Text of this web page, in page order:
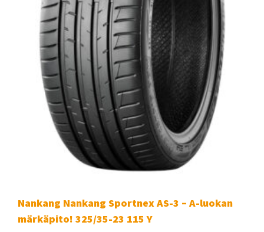
Nankang Nankang Sportnex AS-3 – A-luokan
märkäpito! 325/35-23 115 Y